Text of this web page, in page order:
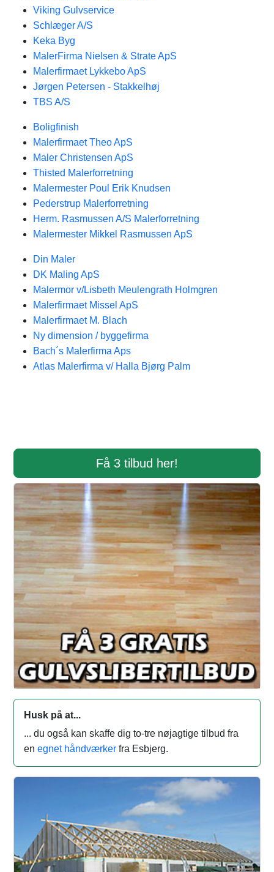
Viking Gulvservice
Schlæger A/S
Keka Byg
MalerFirma Nielsen & Strate ApS
Malerfirmaet Lykkebo ApS
Jørgen Petersen - Stakkelhøj
TBS A/S
Boligfinish
Malerfirmaet Theo ApS
Maler Christensen ApS
Thisted Malerforretning
Malermester Poul Erik Knudsen
Pederstrup Malerforretning
Herm. Rasmussen A/S Malerforretning
Malermester Mikkel Rasmussen ApS
Din Maler
DK Maling ApS
Malermor v/Lisbeth Meulengrath Holmgren
Malerfirmaet Missel ApS
Malerfirmaet M. Blach
Ny dimension / byggefirma
Bach´s Malerfirma Aps
Atlas Malerfirma v/ Halla Bjørg Palm
Få 3 tilbud her!
Husk på at...
... du også kan skaffe dig to-tre nøjagtige tilbud fra
en egnet håndværker fra Esbjerg.